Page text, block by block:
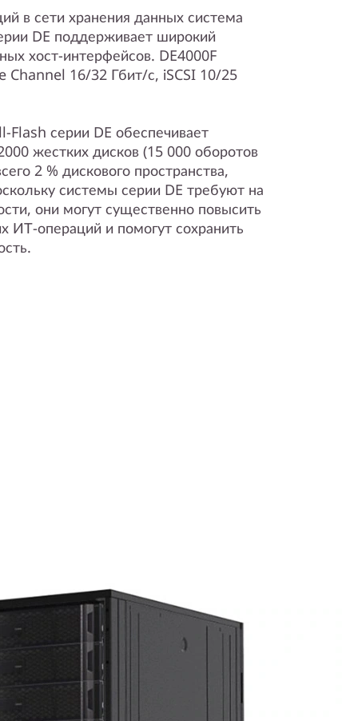
в сети хранения данных система
DE поддерживает широкий
хост-интерфейсов. DE4000F
16/32 Гбит/с, iSCSI 10/25
серии DE обеспечивает
жестких дисков (15 000 оборотов
2 % дискового пространства,
системы серии DE требуют на
они могут существенно повысить
операций и помогут сохранить